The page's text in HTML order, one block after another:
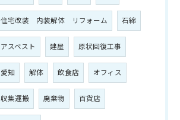
住宅改装 内装解体 リフォーム 石綿
アスベスト 建屋 原状回復工事
愛知 解体 飲食店 オフィス
収集運搬 廃棄物 百貨店